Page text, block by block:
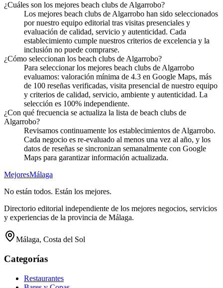
¿Cuáles son los mejores beach clubs de Algarrobo?
Los mejores beach clubs de Algarrobo han sido seleccionados
por nuestro equipo editorial tras visitas presenciales y
evaluación de calidad, servicio y autenticidad. Cada
establecimiento cumple nuestros criterios de excelencia y la
inclusión no puede comprarse.
¿Cómo seleccionan los beach clubs de Algarrobo?
Para seleccionar los mejores beach clubs de Algarrobo
evaluamos: valoración mínima de 4.3 en Google Maps, más
de 100 reseñas verificadas, visita presencial de nuestro equipo
y criterios de calidad, servicio, ambiente y autenticidad. La
selección es 100% independiente.
¿Con qué frecuencia se actualiza la lista de beach clubs de
Algarrobo?
Revisamos continuamente los establecimientos de Algarrobo.
Cada negocio es re-evaluado al menos una vez al año, y los
datos de reseñas se sincronizan semanalmente con Google
Maps para garantizar información actualizada.
MejoresMálaga
No están todos. Están los mejores.
Directorio editorial independiente de los mejores negocios, servicios
y experiencias de la provincia de Málaga.
Málaga, Costa del Sol
Categorías
Restaurantes